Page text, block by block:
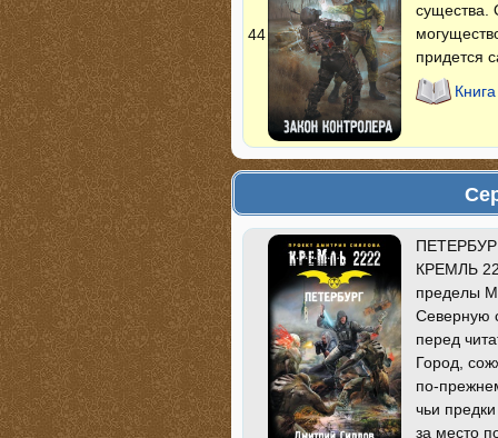
44
существа.
придется
КРЕМЛЬ
пределы
Северную
перед
Город,
по-
чьи
за место